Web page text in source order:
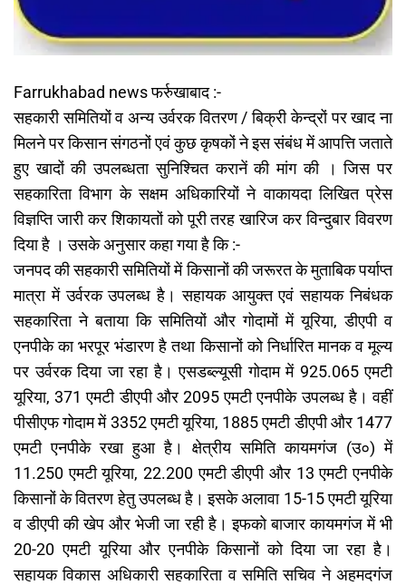
Farrukhabad news फर्रुखाबाद :-
सहकारी समितियों व अन्य उर्वरक वितरण / बिक्री केन्द्रों पर खाद ना
मिलने पर किसान संगठनों एवं कुछ कृषकों ने इस संबंध में आपत्ति जताते
हुए खादों की उपलब्धता सुनिश्चित करानें की मांग की । जिस पर
सहकारिता विभाग के सक्षम अधिकारियों ने वाकायदा लिखित प्रेस
विज्ञप्ति जारी कर शिकायतों को पूरी तरह खारिज कर विन्दुबार विवरण
दिया है । उसके अनुसार कहा गया है कि :-
जनपद की सहकारी समितियों में किसानों की जरूरत के मुताबिक पर्याप्त
मात्रा में उर्वरक उपलब्ध है। सहायक आयुक्त एवं सहायक निबंधक
सहकारिता ने बताया कि समितियों और गोदामों में यूरिया, डीएपी व
एनपीके का भरपूर भंडारण है तथा किसानों को निर्धारित मानक व मूल्य
पर उर्वरक दिया जा रहा है। एसडब्ल्यूसी गोदाम में 925.065 एमटी
यूरिया, 371 एमटी डीएपी और 2095 एमटी एनपीके उपलब्ध है। वहीं
पीसीएफ गोदाम में 3352 एमटी यूरिया, 1885 एमटी डीएपी और 1477
एमटी एनपीके रखा हुआ है। क्षेत्रीय समिति कायमगंज (उ०) में
11.250 एमटी यूरिया, 22.200 एमटी डीएपी और 13 एमटी एनपीके
किसानों के वितरण हेतु उपलब्ध है। इसके अलावा 15-15 एमटी यूरिया
व डीएपी की खेप और भेजी जा रही है। इफको बाजार कायमगंज में भी
20-20 एमटी यूरिया और एनपीके किसानों को दिया जा रहा है।
सहायक विकास अधिकारी सहकारिता व समिति सचिव ने अहमदगंज